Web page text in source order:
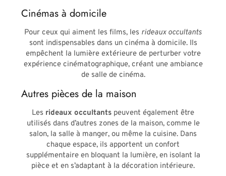
Cinémas à domicile
Pour ceux qui aiment les films, les rideaux occultants
sont indispensables dans un cinéma à domicile. Ils
empêchent la lumière extérieure de perturber votre
expérience cinématographique, créant une ambiance
de salle de cinéma.
Autres pièces de la maison
Les rideaux occultants peuvent également être
utilisés dans d’autres zones de la maison, comme le
salon, la salle à manger, ou même la cuisine. Dans
chaque espace, ils apportent un confort
supplémentaire en bloquant la lumière, en isolant la
pièce et en s’adaptant à la décoration intérieure.